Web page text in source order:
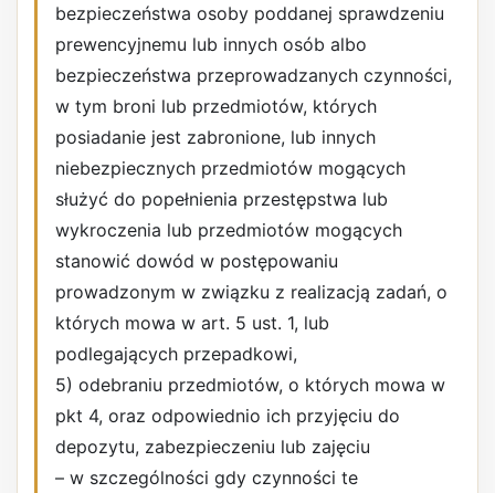
bezpieczeństwa osoby poddanej sprawdzeniu
prewencyjnemu lub innych osób albo
bezpieczeństwa przeprowadzanych czynności,
w tym broni lub przedmiotów, których
posiadanie jest zabronione, lub innych
niebezpiecznych przedmiotów mogących
służyć do popełnienia przestępstwa lub
wykroczenia lub przedmiotów mogących
stanowić dowód w postępowaniu
prowadzonym w związku z realizacją zadań, o
których mowa w art. 5 ust. 1, lub
podlegających przepadkowi,
5) odebraniu przedmiotów, o których mowa w
pkt 4, oraz odpowiednio ich przyjęciu do
depozytu, zabezpieczeniu lub zajęciu
– w szczególności gdy czynności te